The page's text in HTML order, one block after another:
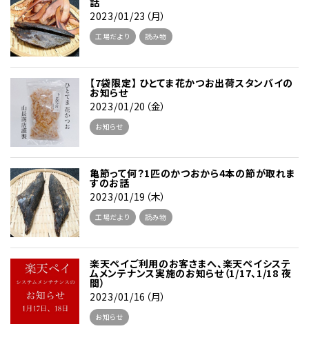
2023/01/23（月）
工場だより 読み物
【7袋限定】 ひとてま花かつお出荷スタンバイの
お知らせ
2023/01/20（金）
お知らせ
亀節って何？1匹のかつおから4本の節が取れま
すのお話
2023/01/19（木）
工場だより 読み物
楽天ペイご利用のお客さまへ、楽天ペイシステ
ムメンテナンス実施のお知らせ（1/17、1/18 夜
間）
2023/01/16（月）
お知らせ